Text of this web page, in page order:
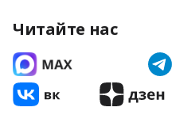
Читайте нас